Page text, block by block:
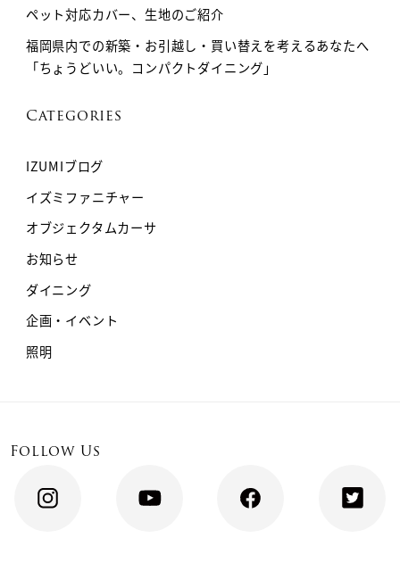
ペット対応カバー、生地のご紹介
福岡県内での新築・お引越し・買い替えを考えるあなたへ
「ちょうどいい。コンパクトダイニング」
Categories
IZUMIブログ
イズミファニチャー
オブジェクタムカーサ
お知らせ
ダイニング
企画・イベント
照明
Follow Us